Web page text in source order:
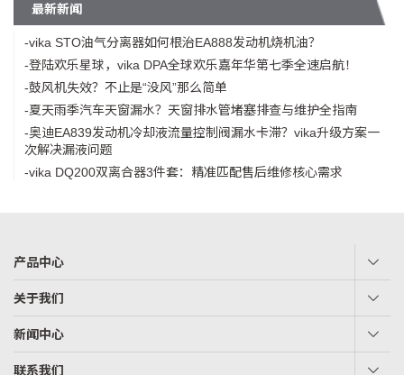
最新新闻
-vika STO油气分离器如何根治EA888发动机烧机油？
-登陆欢乐星球，vika DPA全球欢乐嘉年华第七季全速启航！
-鼓风机失效？不止是“没风”那么简单
-夏天雨季汽车天窗漏水？天窗排水管堵塞排查与维护全指南
-奥迪EA839发动机冷却液流量控制阀漏水卡滞？vika升级方案一
次解决漏液问题
-vika DQ200双离合器3件套：精准匹配售后维修核心需求
产品中心
关于我们
新闻中心
联系我们